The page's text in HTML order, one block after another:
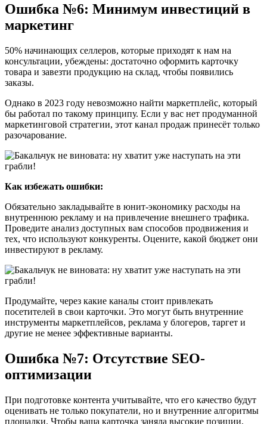
Ошибка №6: Минимум инвестиций в
маркетинг
50% начинающих селлеров, которые приходят к нам на
консультации, убеждены: достаточно оформить карточку
товара и завезти продукцию на склад, чтобы появились
заказы.
Однако в 2023 году невозможно найти маркетплейс, который
бы работал по такому принципу. Если у вас нет продуманной
маркетинговой стратегии, этот канал продаж принесёт только
разочарование.
Как избежать ошибки:
Обязательно закладывайте в юнит-экономику расходы на
внутреннюю рекламу и на привлечение внешнего трафика.
Проведите анализ доступных вам способов продвижения и
тех, что используют конкуренты. Оцените, какой бюджет они
инвестируют в рекламу.
Продумайте, через какие каналы стоит привлекать
посетителей в свои карточки. Это могут быть внутренние
инструменты маркетплейсов, реклама у блогеров, таргет и
другие не менее эффективные варианты.
Ошибка №7: Отсутствие SEO-
оптимизации
При подготовке контента учитывайте, что его качество будут
оценивать не только покупатели, но и внутренние алгоритмы
площадки. Чтобы ваша карточка заняла высокие позиции,